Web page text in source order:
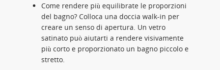
Come rendere più equilibrate le proporzioni
del bagno? Colloca una doccia walk-in per
creare un senso di apertura. Un vetro
satinato può aiutarti a rendere visivamente
più corto e proporzionato un bagno piccolo e
stretto.